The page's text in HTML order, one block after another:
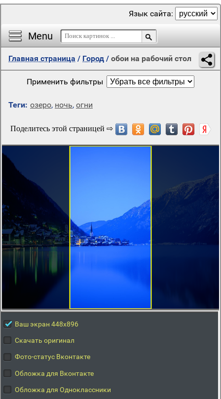
Menu
Язык сайта:
Главная страница / Город / обои на рабочий стол
Применить фильтры
Теги: озеро, ночь, огни
Ваш экран 448x896
Скачать оригинал
Фото-статус Вконтакте
Обложка для Вконтакте
Обложка для Одноклассники